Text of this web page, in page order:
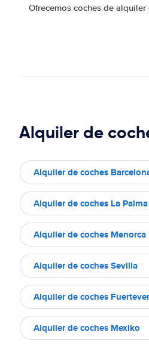
Ofrecemos coches de alquiler
Alquiler de
Alquiler de coches
Alquiler de coches La Palma
Alquiler de coches Menorca
Alquiler de coches Sevilla
Alquiler de coches
Alquiler de coches Mexiko